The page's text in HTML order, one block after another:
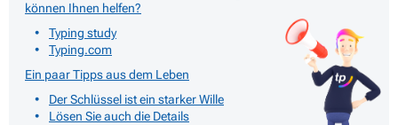
können Ihnen helfen?
Typing study
Typing.com
Ein paar Tipps aus dem Leben
Der Schlüssel ist ein starker Wille
Lösen Sie auch die Details